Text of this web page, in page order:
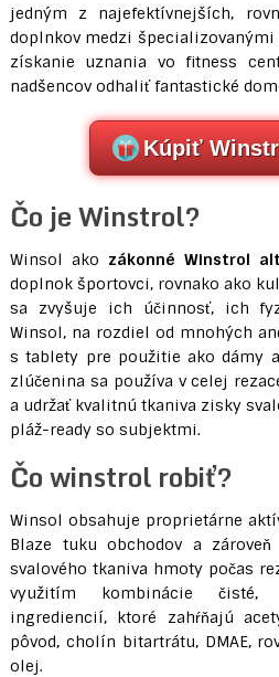
jedným z najefektívnejších,
doplnkov medzi
získanie uznania vo fitness
nadšencov odhaliť fantastické
Kúpiť
Čo je Winstrol?
Winsol ako zákonné Winstrol
doplnok športovci, rovnako ako
sa zvyšuje ich účinnosť, ich
Winsol, na rozdiel od mnohých
s tablety pre použitie ako dámy
zlúčenina sa používa v celej
a udržať kvalitnú tkaniva zisky
pláž-ready so subjektmi.
Čo winstrol robiť?
Winsol obsahuje proprietárne
Blaze tuku obchodov a zároveň
svalového tkaniva hmoty počas
využitím kombinácie čisté,
ingrediencií, ktoré zahŕňajú
pôvod, cholín bitartrátu, DMAE,
olej.